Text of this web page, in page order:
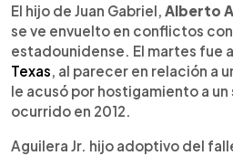
Escuchar artículo
El hijo de Juan Gabriel, Alberto
se ve envuelto en conflictos
estadounidense. El martes fue
Texas, al parecer en relación a
le acusó por hostigamiento a
ocurrido en 2012.
Aguilera Jr. hijo adoptivo del